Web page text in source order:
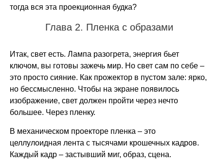
тогда вся эта проекционная будка?
Глава 2. Пленка с образами
Итак, свет есть. Лампа разогрета, энергия бьет
ключом, вы готовы зажечь мир. Но свет сам по себе –
это просто сияние. Как прожектор в пустом зале: ярко,
но бессмысленно. Чтобы на экране появилось
изображение, свет должен пройти через нечто
большее. Через пленку.
В механическом проекторе пленка – это
целлулоидная лента с тысячами крошечных кадров.
Каждый кадр – застывший миг, образ, сцена.